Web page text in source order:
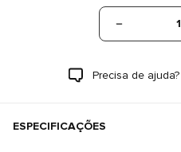
1
Precisa de ajuda?
ESPECIFICAÇÕES